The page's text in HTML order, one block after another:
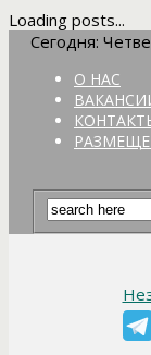
Loading posts...
Сегодня:
О НАС